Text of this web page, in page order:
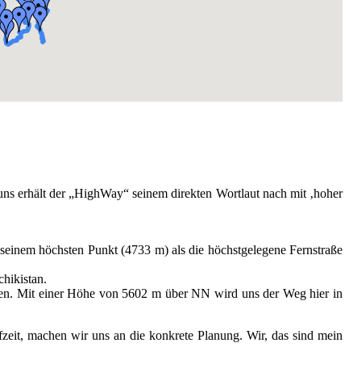
erhält der „HighWay“ seinem direkten Wortlaut nach mit ‚hoher
höchsten Punkt (4733 m) als die höchstgelegene Fernstraße
Mit einer Höhe von 5602 m über NN wird uns der Weg hier in
machen wir uns an die konkrete Planung. Wir, das sind mein